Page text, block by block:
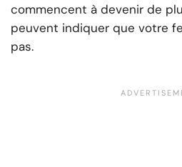
commencent à devenir de
peuvent indiquer que votre
pas.